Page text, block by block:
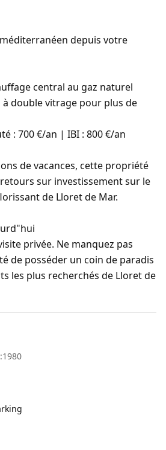
depuis votre
central au gaz naturel
double vitrage pour plus de
: 700 €/an | IBI : 800 €/an
de vacances, cette propriété
sur investissement sur le
de Lloret de Mar.
privée. Ne manquez pas
de posséder un coin de paradis
les plus recherchés de Lloret de